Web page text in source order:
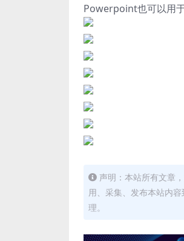
Powerpoint也可以用
声明：本站所有文章
用、采集、发布本站内
理。